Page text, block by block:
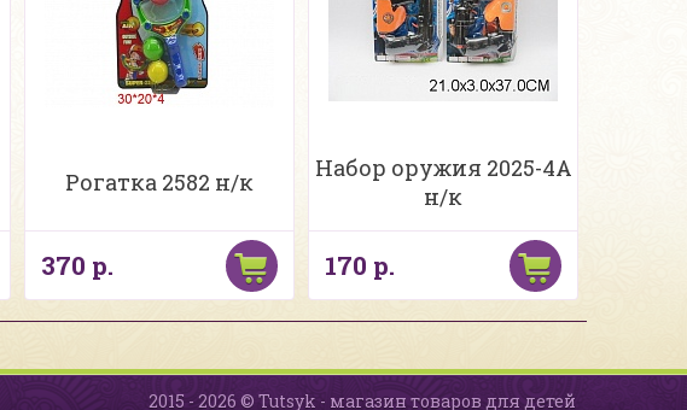
Рогатка 2582 н/к
370 р.
Набор оружия 2025-4А
н/к
170 р.
2015 - 2026 © Tutsyk - магазин товаров для детей